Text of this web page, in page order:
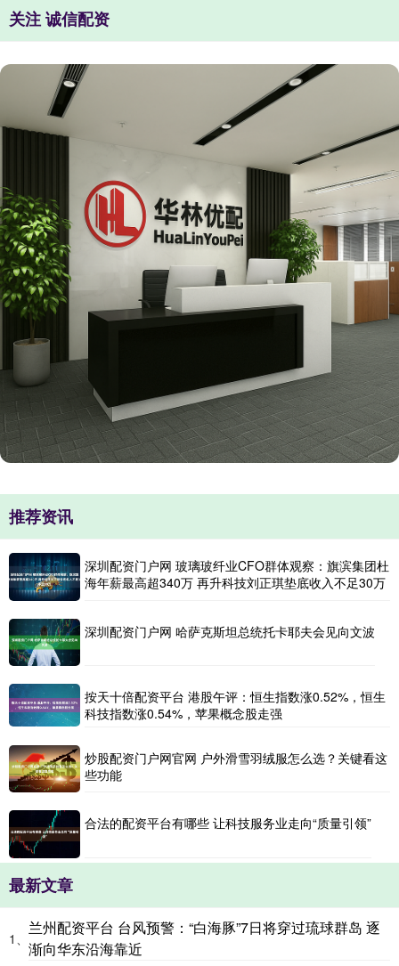
关注 诚信配资
推荐资讯
深圳配资门户网 玻璃玻纤业CFO群体观察：旗滨集团杜
海年薪最高超340万 再升科技刘正琪垫底收入不足30万
深圳配资门户网 哈萨克斯坦总统托卡耶夫会见向文波
按天十倍配资平台 港股午评：恒生指数涨0.52%，恒生
科技指数涨0.54%，苹果概念股走强
炒股配资门户网官网 户外滑雪羽绒服怎么选？关键看这
些功能
合法的配资平台有哪些 让科技服务业走向“质量引领”
最新文章
1、
兰州配资平台 台风预警：“白海豚”7日将穿过琉球群岛 逐
渐向华东沿海靠近